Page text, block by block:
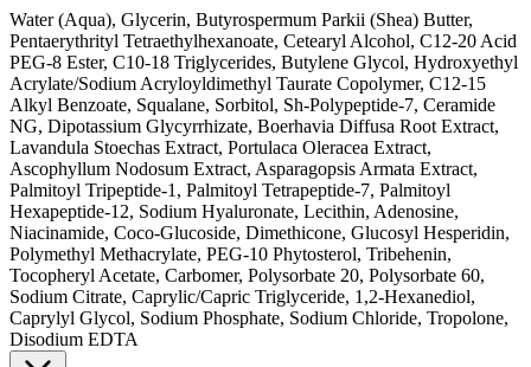
Water (Aqua), Glycerin, Butyrospermum Parkii (Shea) Butter,
Pentaerythrityl Tetraethylhexanoate, Cetearyl Alcohol, C12-20 Acid
PEG-8 Ester, C10-18 Triglycerides, Butylene Glycol, Hydroxyethyl
Acrylate/Sodium Acryloyldimethyl Taurate Copolymer, C12-15
Alkyl Benzoate, Squalane, Sorbitol, Sh-Polypeptide-7, Ceramide
NG, Dipotassium Glycyrrhizate, Boerhavia Diffusa Root Extract,
Lavandula Stoechas Extract, Portulaca Oleracea Extract,
Ascophyllum Nodosum Extract, Asparagopsis Armata Extract,
Palmitoyl Tripeptide-1, Palmitoyl Tetrapeptide-7, Palmitoyl
Hexapeptide-12, Sodium Hyaluronate, Lecithin, Adenosine,
Niacinamide, Coco-Glucoside, Dimethicone, Glucosyl Hesperidin,
Polymethyl Methacrylate, PEG-10 Phytosterol, Tribehenin,
Tocopheryl Acetate, Carbomer, Polysorbate 20, Polysorbate 60,
Sodium Citrate, Caprylic/Capric Triglyceride, 1,2-Hexanediol,
Caprylyl Glycol, Sodium Phosphate, Sodium Chloride, Tropolone,
Disodium EDTA